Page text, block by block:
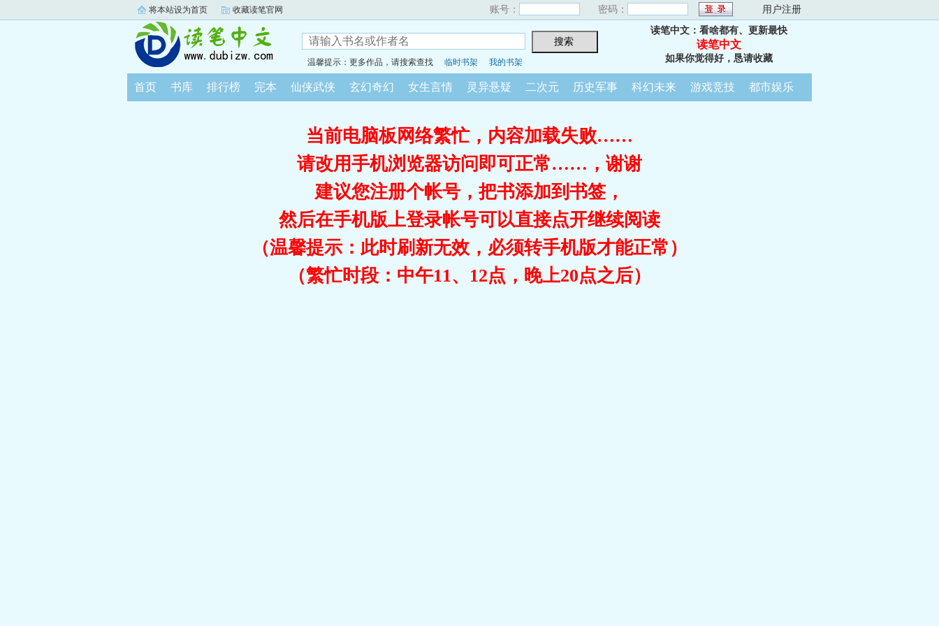
将本站设为首页 收藏读笔官网 账号： 密码： 用户注册
温馨提示：更多作品，请搜索查找 临时书架 我的书架
读笔中文：看啥都有、更新最快
读笔中文
如果你觉得好，恳请收藏
首页 书库 排行榜 完本 仙侠武侠 玄幻奇幻 女生言情 灵异悬疑 二次元 历史军事 科幻未来 游戏竞技 都市娱乐
当前电脑板网络繁忙，内容加载失败……
请改用手机浏览器访问即可正常……，谢谢
建议您注册个帐号，把书添加到书签，
然后在手机版上登录帐号可以直接点开继续阅读
（温馨提示：此时刷新无效，必须转手机版才能正常）
（繁忙时段：中午11、12点，晚上20点之后）